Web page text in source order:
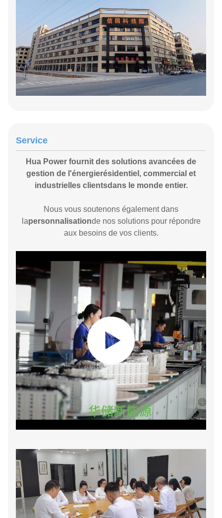
Service
Hua Power fournit des solutions avancées de
gestion de l'énergierésidentiel, commercial et
industriel les clientsdans le monde entier.
Nous vous soutenons également dans
lapersonnalisationde nos solutions pour répondre
aux besoins de vos clients.